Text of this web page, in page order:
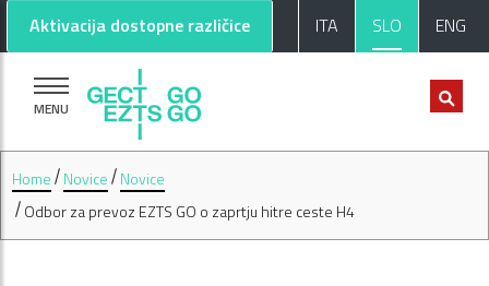
Pojdi na glavno vsebino
Pojdi na nogo strani
Aktivacija dostopne različice ITA SLO ENG
MENU
Home Novice
Novice
Odbor za prevoz EZTS GO o zaprtju hitre ceste H4